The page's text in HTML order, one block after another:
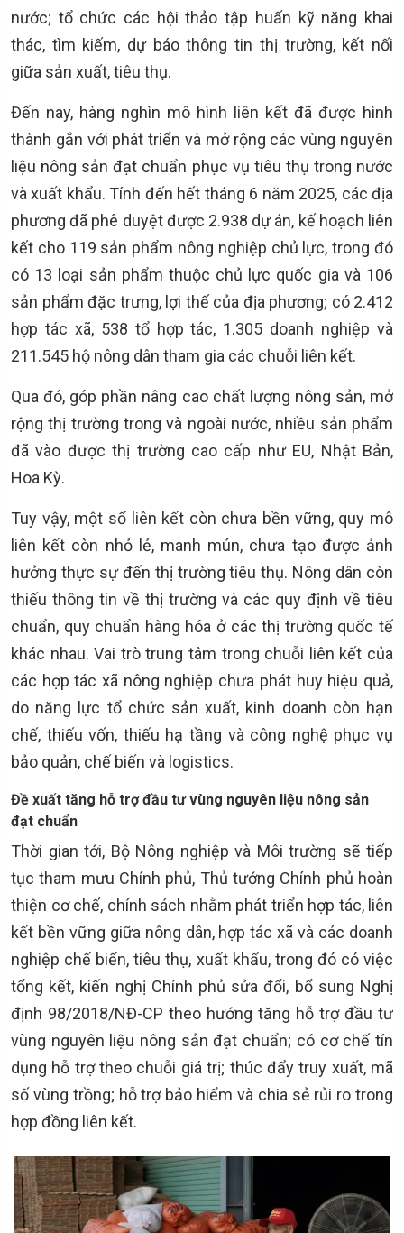
nước; tổ chức các hội thảo tập huấn kỹ năng khai
thác, tìm kiếm, dự báo thông tin thị trường, kết nối
giữa sản xuất, tiêu thụ.
Đến nay, hàng nghìn mô hình liên kết đã được hình
thành gắn với phát triển và mở rộng các vùng nguyên
liệu nông sản đạt chuẩn phục vụ tiêu thụ trong nước
và xuất khẩu. Tính đến hết tháng 6 năm 2025, các địa
phương đã phê duyệt được 2.938 dự án, kế hoạch liên
kết cho 119 sản phẩm nông nghiệp chủ lực, trong đó
có 13 loại sản phẩm thuộc chủ lực quốc gia và 106
sản phẩm đặc trưng, lợi thế của địa phương; có 2.412
hợp tác xã, 538 tổ hợp tác, 1.305 doanh nghiệp và
211.545 hộ nông dân tham gia các chuỗi liên kết.
Qua đó, góp phần nâng cao chất lượng nông sản, mở
rộng thị trường trong và ngoài nước, nhiều sản phẩm
đã vào được thị trường cao cấp như EU, Nhật Bản,
Hoa Kỳ.
Tuy vậy, một số liên kết còn chưa bền vững, quy mô
liên kết còn nhỏ lẻ, manh mún, chưa tạo được ảnh
hưởng thực sự đến thị trường tiêu thụ. Nông dân còn
thiếu thông tin về thị trường và các quy định về tiêu
chuẩn, quy chuẩn hàng hóa ở các thị trường quốc tế
khác nhau. Vai trò trung tâm trong chuỗi liên kết của
các hợp tác xã nông nghiệp chưa phát huy hiệu quả,
do năng lực tổ chức sản xuất, kinh doanh còn hạn
chế, thiếu vốn, thiếu hạ tầng và công nghệ phục vụ
bảo quản, chế biến và logistics.
Đề xuất tăng hỗ trợ đầu tư vùng nguyên liệu nông sản
đạt chuẩn
Thời gian tới, Bộ Nông nghiệp và Môi trường sẽ tiếp
tục tham mưu Chính phủ, Thủ tướng Chính phủ hoàn
thiện cơ chế, chính sách nhằm phát triển hợp tác, liên
kết bền vững giữa nông dân, hợp tác xã và các doanh
nghiệp chế biến, tiêu thụ, xuất khẩu, trong đó có việc
tổng kết, kiến nghị Chính phủ sửa đổi, bổ sung Nghị
định 98/2018/NĐ-CP theo hướng tăng hỗ trợ đầu tư
vùng nguyên liệu nông sản đạt chuẩn; có cơ chế tín
dụng hỗ trợ theo chuỗi giá trị; thúc đẩy truy xuất, mã
số vùng trồng; hỗ trợ bảo hiểm và chia sẻ rủi ro trong
hợp đồng liên kết.